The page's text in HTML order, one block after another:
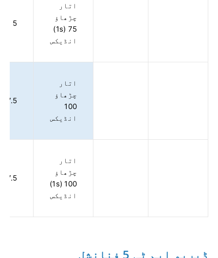
اتار
چڑھاؤ
75 (1s)
انڈیکس
5
اتار
چڑھاؤ
100
انڈیکس
7.5
اتار
چڑھاؤ
100 (1s)
انڈیکس
7.5
ڈیریو ایم ٹی 5 فنانشل